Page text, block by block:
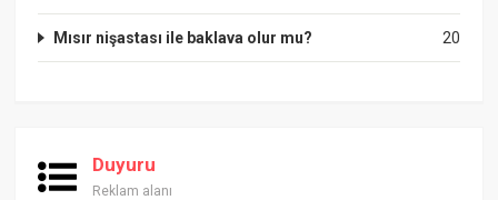
20
Mısır nişastası ile baklava olur mu?
Duyuru
Reklam alanı